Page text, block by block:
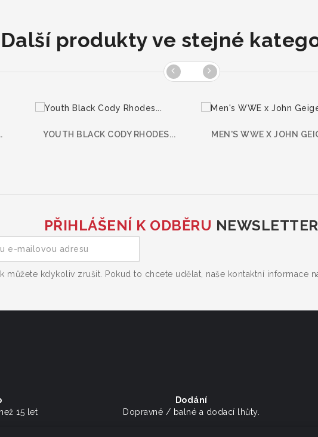
Další produkty ve stejné
YOUTH BLACK CODY RHODES... MEN'S WWE X JOHN
PŘIHLÁŠENÍ K ODBĚRU
můžete kdykoliv zrušit. Pokud to chcete udělat, naše kontaktní informace
15 let
Dodání
Dopravné / balné a dodací lhůty.